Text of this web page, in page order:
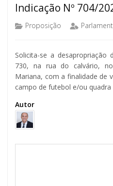
Indicação Nº 704/
Proposição
Solicita-se a
730, na rua do calvário,
Mariana, com a finalidade de
campo de futebol e/ou
Autor